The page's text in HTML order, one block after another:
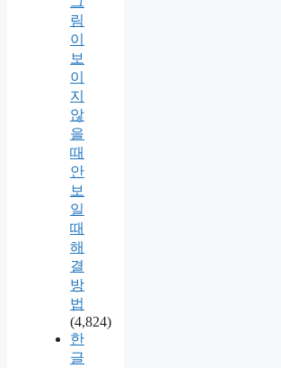
림
이
보
이
지
않
을
때
안
보
일
때
해
결
방
법
(4,824)
한
글